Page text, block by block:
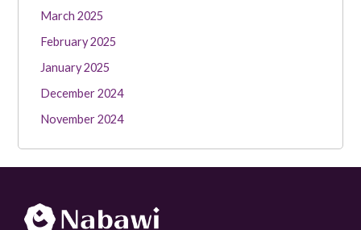
March 2025
February 2025
January 2025
December 2024
November 2024